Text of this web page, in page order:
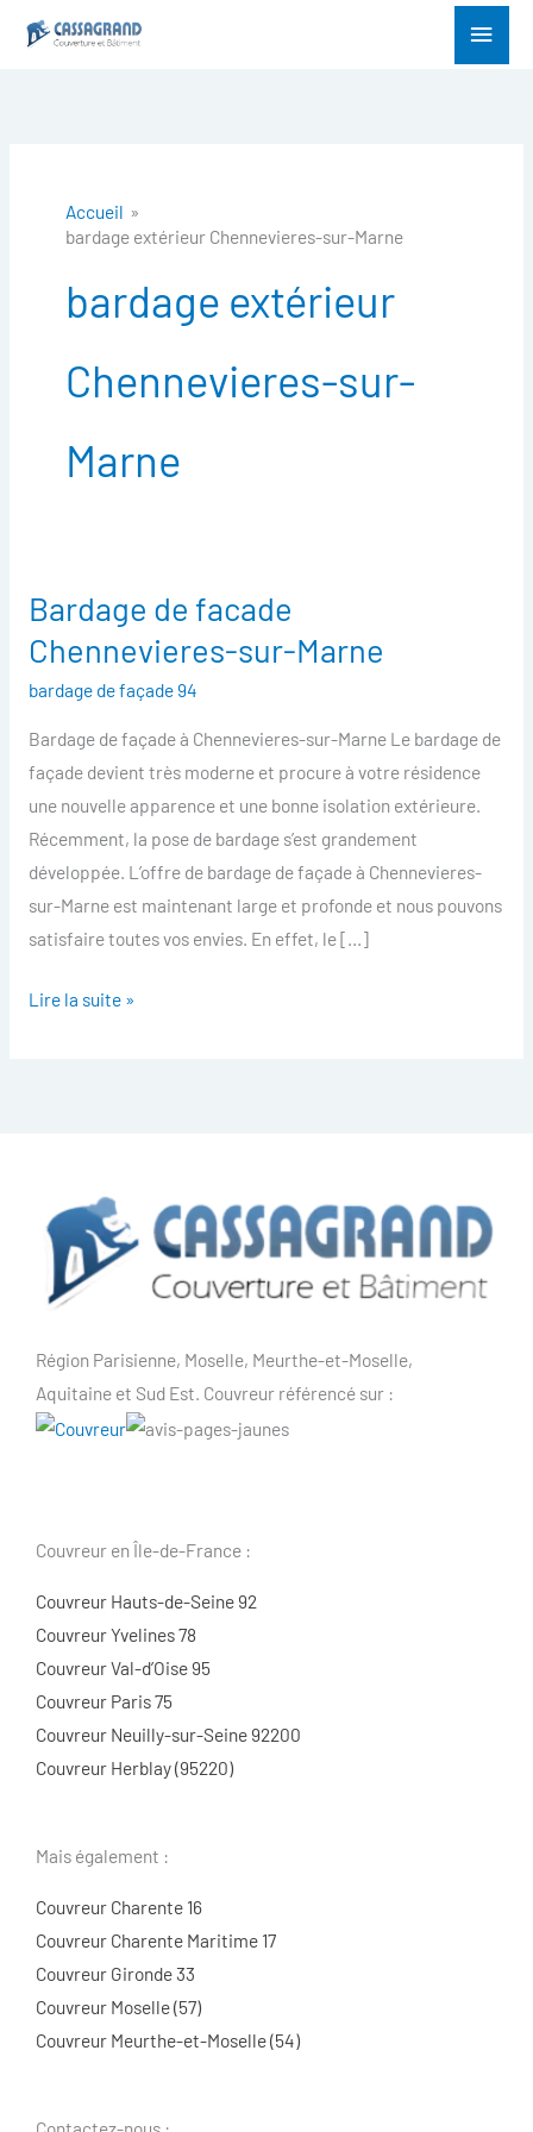
Menu
Accueil
bardage extérieur Chennevieres-sur-Marne
bardage extérieur
Chennevieres-sur-
Marne
Bardage de facade
Chennevieres-sur-Marne
bardage de façade 94
Bardage de façade à Chennevieres-sur-Marne Le bardage de
façade devient très moderne et procure à votre résidence
une nouvelle apparence et une bonne isolation extérieure.
Récemment, la pose de bardage s’est grandement
développée. L’offre de bardage de façade à Chennevieres-
sur-Marne est maintenant large et profonde et nous pouvons
satisfaire toutes vos envies. En effet, le […]
Bardage
de
facade
Chennevieres-
sur-
Marne
Lire la suite »
Région Parisienne, Moselle, Meurthe-et-Moselle,
Aquitaine et Sud Est. Couvreur référencé sur :
Couvreur en Île-de-France :
Couvreur Hauts-de-Seine 92
Couvreur Yvelines 78
Couvreur Val-d’Oise 95
Couvreur Paris 75
Couvreur Neuilly-sur-Seine 92200
Couvreur Herblay (95220)
Mais également :
Couvreur Charente 16
Couvreur Charente Maritime 17
Couvreur Gironde 33
Couvreur Moselle (57)
Couvreur Meurthe-et-Moselle (54)
Contactez-nous :